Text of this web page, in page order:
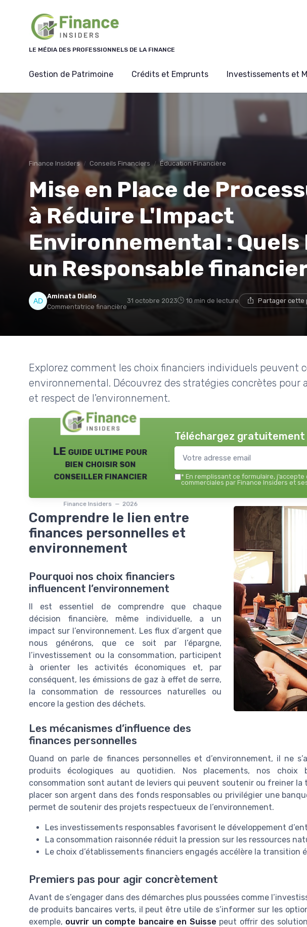
LE MÉDIA DES PROFESSIONNELS DE LA FINANCE
Gestion de Patrimoine Crédits et Emprunts Investissements et
Finance Insiders Conseils Financiers Éducation Financière
Mise en Place de
à Réduire L'Impact
Environnemental : Quels
un Responsable
Aminata Diallo
Commentatrice financière
31 octobre 2023 10 min de lecture Partager cette
Explorez comment les choix financiers individuels peuvent
environnemental. Découvrez des stratégies concrètes pour
et respect de l'environnement.
LE guide ultime pour
bien choisir son
conseiller financier
Finance Insiders — 2026
Téléchargez gratuitement
* En remplissant ce formulaire,
commerciales par Finance Insiders et
Comprendre le lien entre
finances personnelles et
environnement
Pourquoi nos choix financiers
influencent l’environnement
Il est essentiel de comprendre que chaque
décision financière, même individuelle, a un
impact sur l’environnement. Les flux d’argent que
nous générons, que ce soit par l’épargne,
l’investissement ou la consommation, participent
à orienter les activités économiques et, par
conséquent, les émissions de gaz à effet de serre,
la consommation de ressources naturelles ou
encore la gestion des déchets.
Les mécanismes d’influence des
finances personnelles
Quand on parle de finances personnelles et d’environnement, il ne
produits écologiques au quotidien. Nos placements, nos
consommation sont autant de leviers qui peuvent soutenir ou freiner la
placer son argent dans des fonds responsables ou privilégier une
permet de soutenir des projets respectueux de l’environnement.
Les investissements responsables favorisent le développement
La consommation raisonnée réduit la pression sur les ressources
Le choix d’établissements financiers engagés accélère la transition
Premiers pas pour agir concrètement
Avant de s’engager dans des démarches plus poussées comme
de produits bancaires verts, il peut être utile de s’informer sur les
exemple, ouvrir un compte bancaire en Suisse peut offrir des